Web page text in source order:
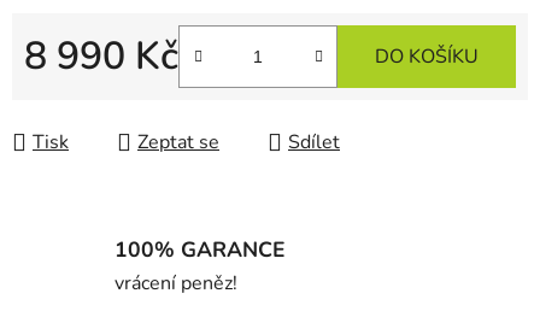
8 990 Kč DO KOŠÍKU
Tisk Zeptat se Sdílet
100% GARANCE
vrácení peněz!